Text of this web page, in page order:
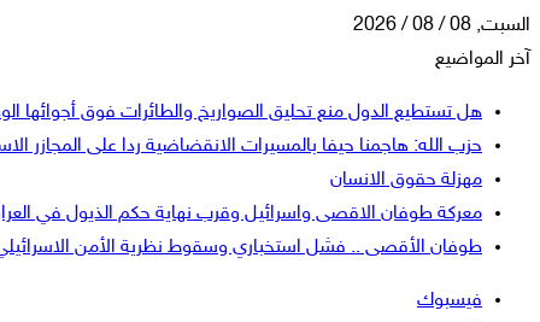
السبت, 08 / 08 / 2026
آخر المواضيع
هل تستطيع الدول منع تحليق الصواريخ والطائرات فوق أجوائها
حزب الله: هاجمنا حيفا بالمسيرات الانقضاضية ردا على المجازر
مهزلة حقوق الانسان
معركة طوفان الاقصى واسرائيل وقرب نهاية حكم الذيول في
طوفان الأقصى .. فشل استخباري وسقوط نظرية الأمن
فيسبوك